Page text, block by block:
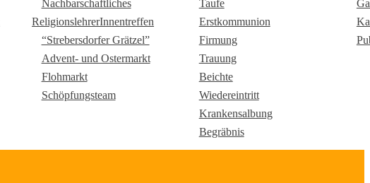
Nachbarschaftliches
ReligionslehrerInnentreffen
“Strebersdorfer Grätzel”
Advent- und Ostermarkt
Flohmarkt
Schöpfungsteam
Taufe
Erstkommunion
Firmung
Trauung
Beichte
Wiedereintritt
Krankensalbung
Begräbnis